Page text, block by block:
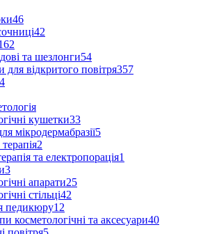
46
42
та шезлонги54
для відкритого повітря357
кушетки33
мікродермабразії5
2
та електропорація1
3
апарати25
стільці42
педикюру12
косметологічні та аксесуари40